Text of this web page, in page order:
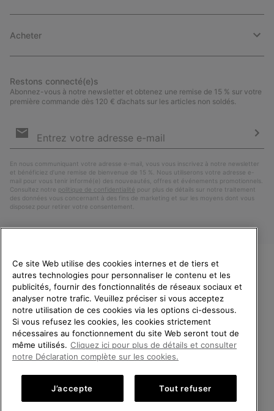
Acheter
Restons connecté(e)s
Abonnez-vous à notre newsletter et obtenez une remise de 15 % sur votre
première commande dès 120 € d’achats sur les articles non soldés.
par
En nous communiquant votre adresse e-mail, vous vous inscrivez à notre newsletter
et bénéficiez d’une remise de bienvenue de 15 %. Nous utiliserons votre adresse e-
mail pour vous tenir informé(e) des nouveautés, offres et événements promotionnels.
Consultez notre politique de confidentialité pour plus de détails sur notre traitement
des données vous concernant à des fins de marketing et sur les moyens dont vous
disposez pour retirer votre consentement.
Belgique (français) | English › | Nederlands ›
©2026 SOREL.Tous droits réservés.
Politique De Confidentialite
Conditions Générales de Vente Garanties Légales
Impressum
VEUILLEZ CHOISIR UNE
LANGUE
Achats en ligne disponibles
United States
Achats
ligne
Achats
Ce site Web utilise des cookies internes et de tiers et
autres technologies pour personnaliser le contenu et les
publicités, fournir des fonctionnalités de réseaux sociaux et
analyser notre trafic. Veuillez préciser si vous acceptez
notre utilisation de ces cookies via les options ci-dessous.
Si vous refusez les cookies, les cookies strictement
nécessaires au fonctionnement du site Web seront tout de
même utilisés. Cliquez ici pour plus de détails et consulter
notre Déclaration complète sur les cookies.
J’accepte Tout refuser